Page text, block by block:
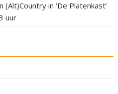
(Alt)Country in ‘De Platenkast’
uur